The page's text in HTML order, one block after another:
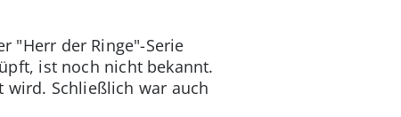
"Herr der Ringe"-Serie
ist noch nicht bekannt.
wird. Schließlich war auch